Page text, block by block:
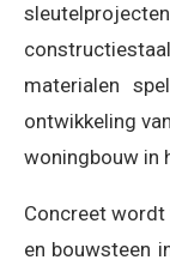
materialen
ontwikkeling
woningbouw in
Concreet wordt
en bouwsteen